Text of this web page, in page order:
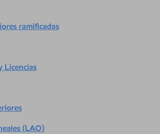
ramificadas
Licencias
(LAO)